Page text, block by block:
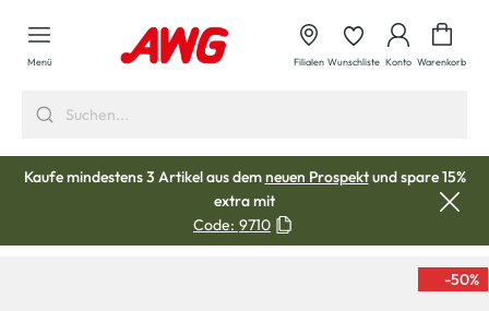
springen
Menü Filialen Wunschliste Konto Warenkorb
Kaufe mindestens 3 Artikel aus demneuen Prospektund spare 15%
extra mit
Code: 9710
-50%